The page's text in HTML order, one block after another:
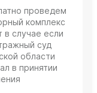
проведем
комплекс
в случае если
суд
области
в принятии